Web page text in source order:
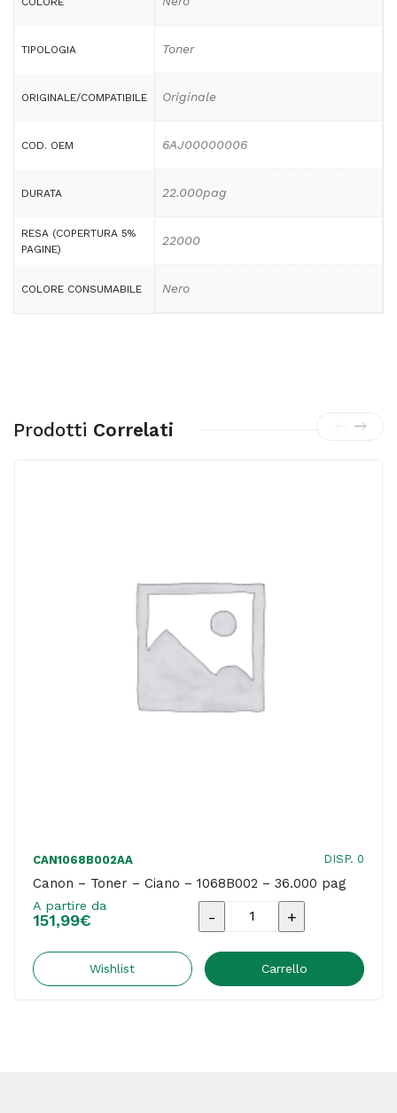
TIPOLOGIA Toner
ORIGINALE/COMPATIBILE Originale
COD. OEM 6AJ00000006
DURATA 22.000pag
RESA (COPERTURA 5%
PAGINE)
22000
COLORE CONSUMABILE Nero
Prodotti Correlati
CAN1068B002AA DISP. 0
Canon – Toner – Ciano – 1068B002 – 36.000 pag
A partire da
151,99€
Canon
Toner
Wishlist Carrello